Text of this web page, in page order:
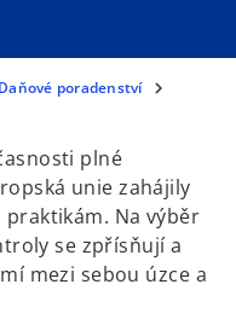
Daňové poradenství
plné
unie zahájily
Na výběr
se zpřísňují a
mezi sebou úzce a